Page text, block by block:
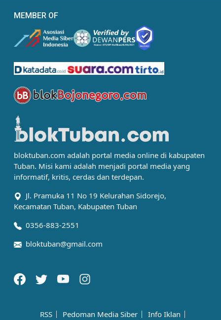
MEMBER OF
bloktuban.com adalah portal media online di kabupaten
Tuban. Misi kami adalah menjadi portal media yang
informatif, kritis, cerdas dan terdepan.
Jl. Pramuka 11 No 19 Kelurahan Sidorejo,
Kecamatan Tuban, Kabupaten Tuban
0356-883-2551
bloktuban@gmail.com
RSS Pedoman Media Siber
Info Iklan